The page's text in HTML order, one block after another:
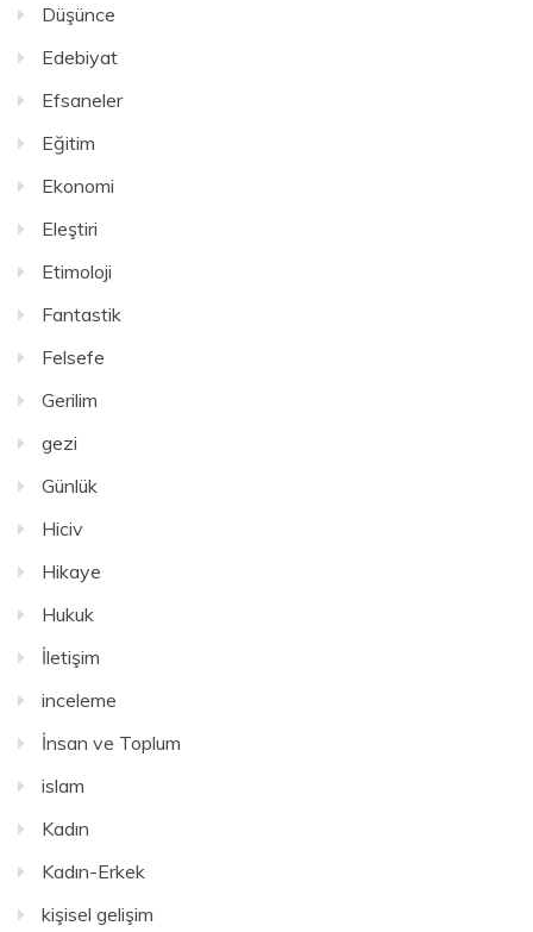
Düşünce
Edebiyat
Efsaneler
Eğitim
Ekonomi
Eleştiri
Etimoloji
Fantastik
Felsefe
Gerilim
gezi
Günlük
Hiciv
Hikaye
Hukuk
İletişim
inceleme
İnsan ve Toplum
islam
Kadın
Kadın-Erkek
kişisel gelişim